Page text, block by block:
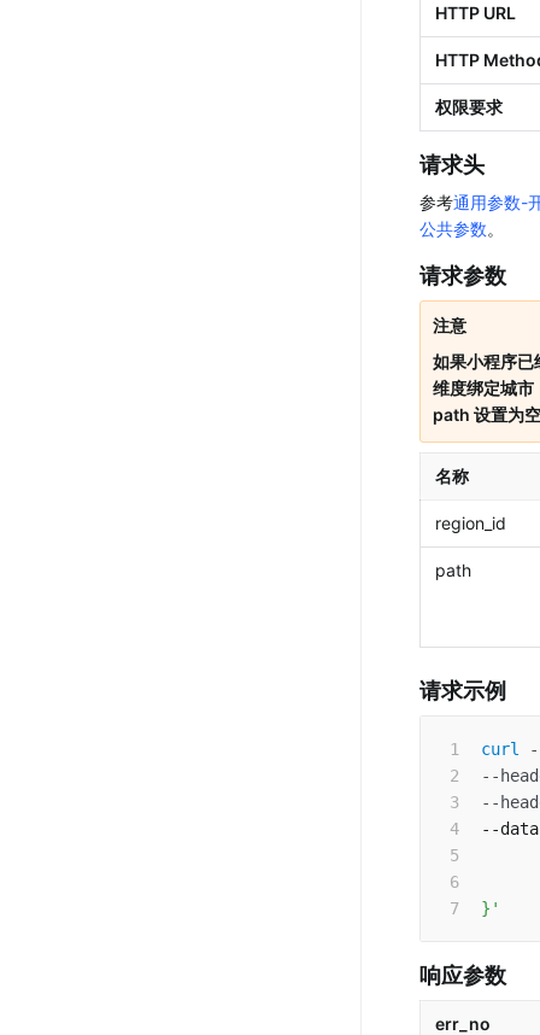
HTTP URL
HTTP
权限要求
请求头
参考通用参数-
公共参数。
请求参数
注意
如果小程序已
维度绑定城市
path 设置为
名称
region_id
path
请求示例
curl
--
--
--
}'
响应参数
err_no